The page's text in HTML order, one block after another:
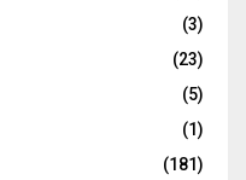
(3)
(23)
(5)
(1)
(181)